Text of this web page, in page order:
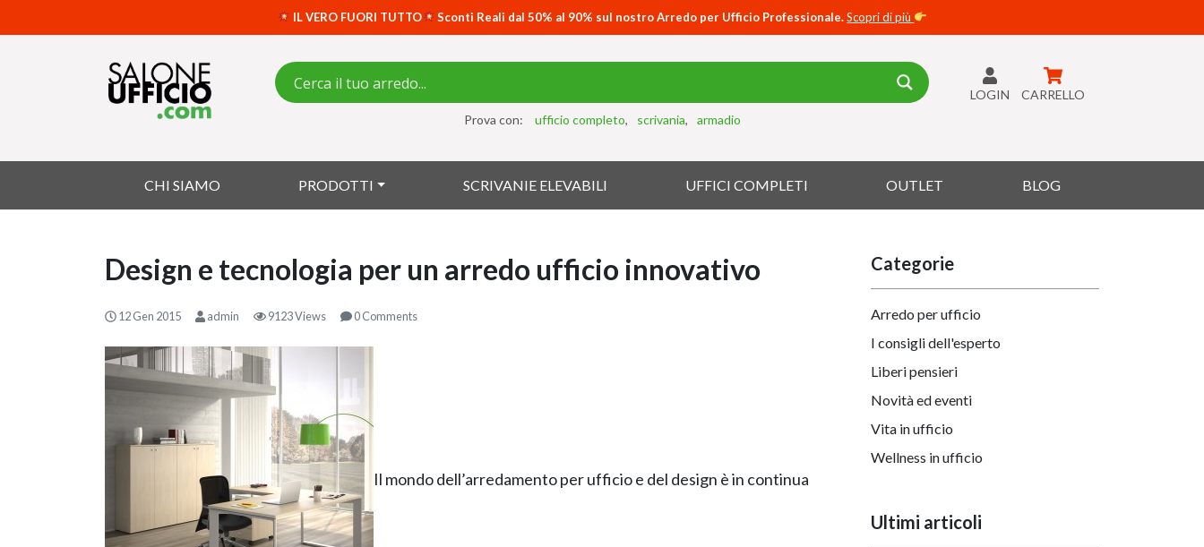
IL VERO FUORI TUTTO Sconti Reali dal 50% al 90% sul nostro Arredo per Ufficio Professionale.Scopri di più
Prova con: ufficio completo scrivania armadio
LOGIN CARRELLO
CHI SIAMO PRODOTTI SCRIVANIE ELEVABILI UFFICI COMPLETI OUTLET BLOG
Design e tecnologia per un arredo ufficio innovativo
12 Gen 2015 admin 9123 Views 0 Comments
Il mondo dell’arredamento per ufficio e del design è in continua
Categorie
Arredo per ufficio
I consigli dell'esperto
Liberi pensieri
Novità ed eventi
Vita in ufficio
Wellness in ufficio
Ultimi articoli